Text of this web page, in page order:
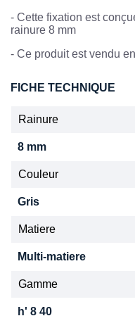
- Cette fixation est
rainure 8 mm
- Ce produit est vendu
FICHE TECHNIQUE
Rainure
8 mm
Couleur
Gris
Matiere
Multi-matiere
Gamme
h' 8 40